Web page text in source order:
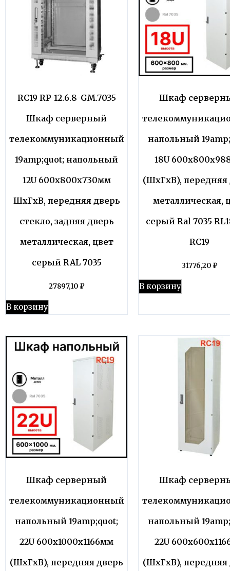
RC19 RP-12.6.8-GM.7035
Шкаф серверный
телекоммуникационный
19amp;quot; напольный
12U 600x800x730мм
ШхГхВ, передняя дверь
стекло, задняя дверь
металлическая, цвет
серый RAL 7035
27897,10 ₽
В корзину
Шкаф
напольный
18U
(ШхГхВ), передняя
металлическая,
серый Ral 7035
RC19
31776,20 ₽
В корзину
Шкаф серверный
телекоммуникационный
напольный 19amp;quot;
22U 600x1000x1166мм
(ШхГхВ), передняя дверь
Шкаф
напольный
22U
(ШхГхВ), передняя